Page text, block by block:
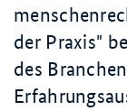
der Praxis"
des